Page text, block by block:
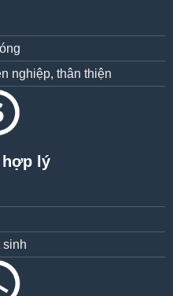
nghiệp, thân thiện
lý
sinh